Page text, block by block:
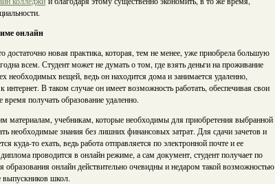
онлайн
достаточно новая практика, которая, тем не менее, уже приобрела большую
всем. Студент может не думать о том, где взять деньги на проживание
необходимых вещей, ведь он находится дома и занимается удаленно,
В таком случае он имеет возможность работать, обеспечивая свои
получать образование удаленно.
материалам, учебникам, которые необходимы для приобретения выбранной
необходимые знания без лишних финансовых затрат. Для сдачи зачетов и
куда-то ехать, ведь работа отправляется по электронной почте и ее
проводится в онлайн режиме, а сам документ, студент получает по
образования онлайн действительно очевидны и недаром такой возможностью
выпускников школ.